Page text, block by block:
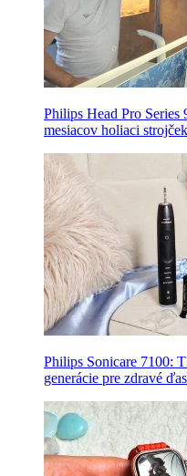
Philips Head Pro
mesiacov holiaci
Philips Sonicare 7100:
generácie pre zdravé